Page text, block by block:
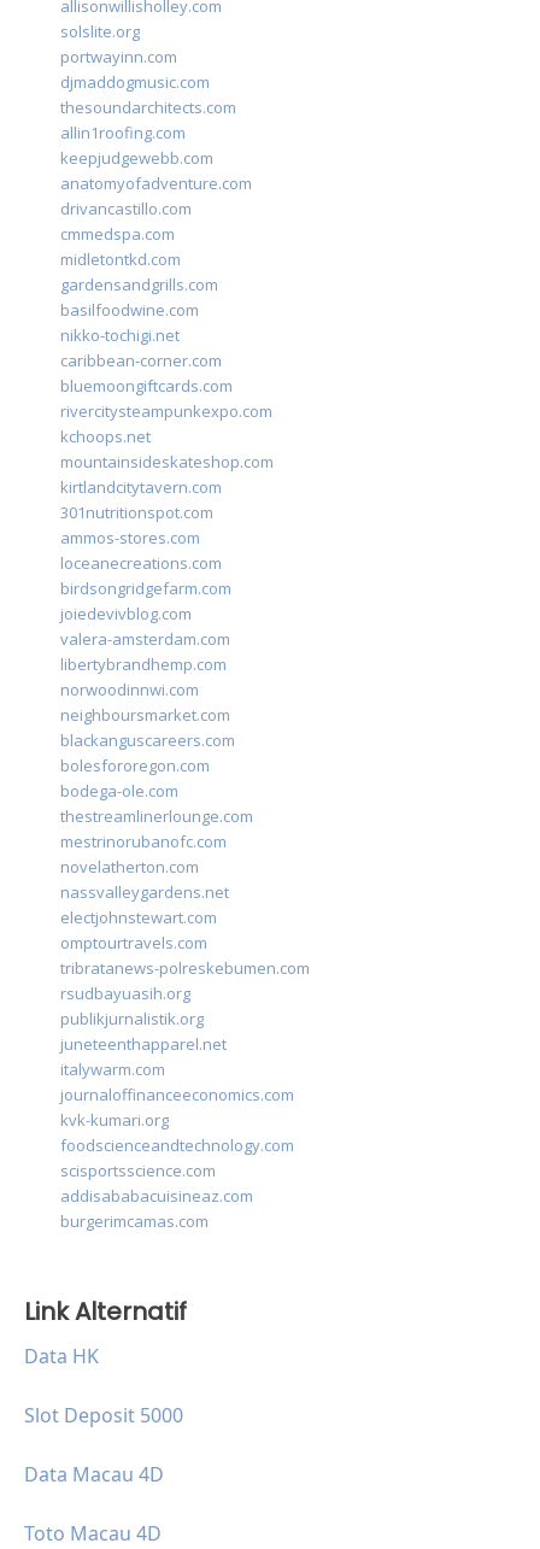
allisonwillisholley.com
solslite.org
portwayinn.com
djmaddogmusic.com
thesoundarchitects.com
allin1roofing.com
keepjudgewebb.com
anatomyofadventure.com
drivancastillo.com
cmmedspa.com
midletontkd.com
gardensandgrills.com
basilfoodwine.com
nikko-tochigi.net
caribbean-corner.com
bluemoongiftcards.com
rivercitysteampunkexpo.com
kchoops.net
mountainsideskateshop.com
kirtlandcitytavern.com
301nutritionspot.com
ammos-stores.com
loceanecreations.com
birdsongridgefarm.com
joiedevivblog.com
valera-amsterdam.com
libertybrandhemp.com
norwoodinnwi.com
neighboursmarket.com
blackanguscareers.com
bolesfororegon.com
bodega-ole.com
thestreamlinerlounge.com
mestrinorubanofc.com
novelatherton.com
nassvalleygardens.net
electjohnstewart.com
omptourtravels.com
tribratanews-polreskebumen.com
rsudbayuasih.org
publikjurnalistik.org
juneteenthapparel.net
italywarm.com
journaloffinanceeconomics.com
kvk-kumari.org
foodscienceandtechnology.com
scisportsscience.com
addisababacuisineaz.com
burgerimcamas.com
Link Alternatif
Data HK
Slot Deposit 5000
Data Macau 4D
Toto Macau 4D